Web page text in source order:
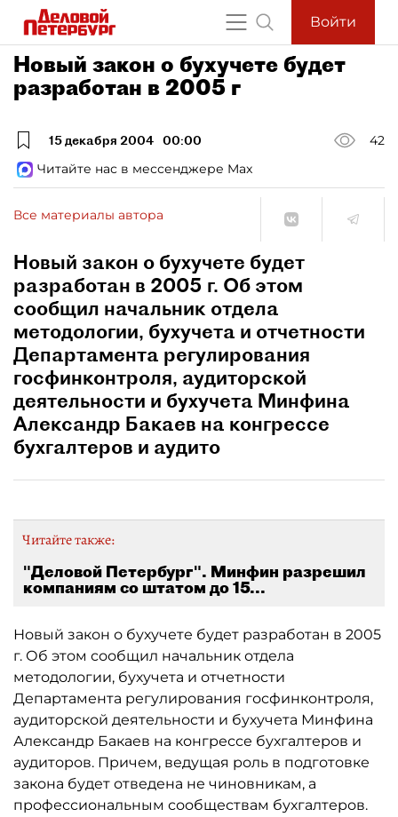
Войти
Новый закон о бухучете будет
разработан в 2005 г
15 декабря 2004 00:00
42
Читайте нас в мессенджере Max
Все материалы автора
Новый закон о бухучете будет
разработан в 2005 г. Об этом
сообщил начальник отдела
методологии, бухучета и отчетности
Департамента регулирования
госфинконтроля, аудиторской
деятельности и бухучета Минфина
Александр Бакаев на конгрессе
бухгалтеров и аудито
Читайте также:
"Деловой Петербург". Минфин разрешил
компаниям со штатом до 15...
Новый закон о бухучете будет разработан в 2005
г. Об этом сообщил начальник отдела
методологии, бухучета и отчетности
Департамента регулирования госфинконтроля,
аудиторской деятельности и бухучета Минфина
Александр Бакаев на конгрессе бухгалтеров и
аудиторов. Причем, ведущая роль в подготовке
закона будет отведена не чиновникам, а
профессиональным сообществам бухгалтеров.